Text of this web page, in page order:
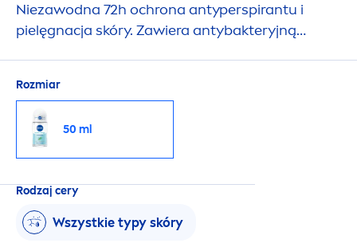
Niezawodna 72h ochrona antyperspirantu i
pielęgnacja skóry. Zawiera antybakteryjną
Rozmiar
50 ml
Rodzaj cery
Wszystkie typy skóry